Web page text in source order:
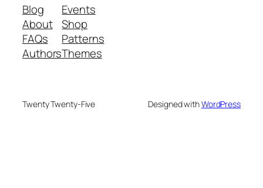
Blog
About
FAQs
Authors
Events
Shop
Patterns
Themes
Twenty Twenty-Five Designed withWordPress